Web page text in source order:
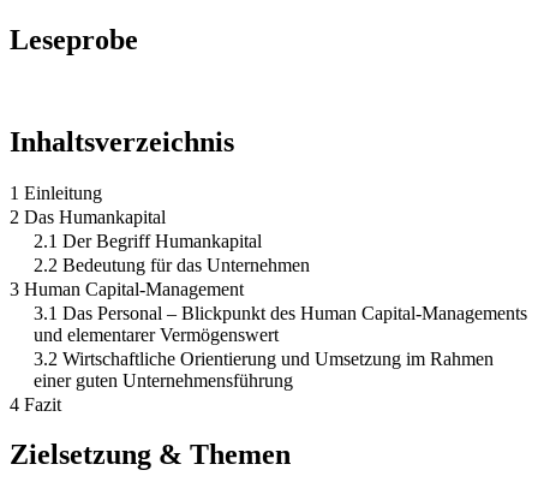
Leseprobe
Inhaltsverzeichnis
1 Einleitung
2 Das Humankapital
2.1 Der Begriff Humankapital
2.2 Bedeutung für das Unternehmen
3 Human Capital-Management
3.1 Das Personal – Blickpunkt des Human Capital-Managements
und elementarer Vermögenswert
3.2 Wirtschaftliche Orientierung und Umsetzung im Rahmen
einer guten Unternehmensführung
4 Fazit
Zielsetzung & Themen